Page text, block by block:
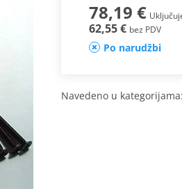
78,19 €
62,55 € bez PDV
Po narudžbi
Navedeno u